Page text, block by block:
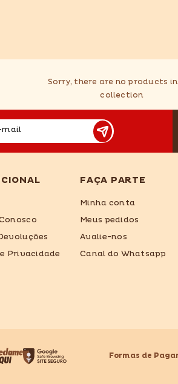
Sorry, there are no products
collection
mail
Privacidade
FAÇA PARTE
Minha conta
Meus pedidos
Avalie-nos
Canal do Whatsapp
Formas de